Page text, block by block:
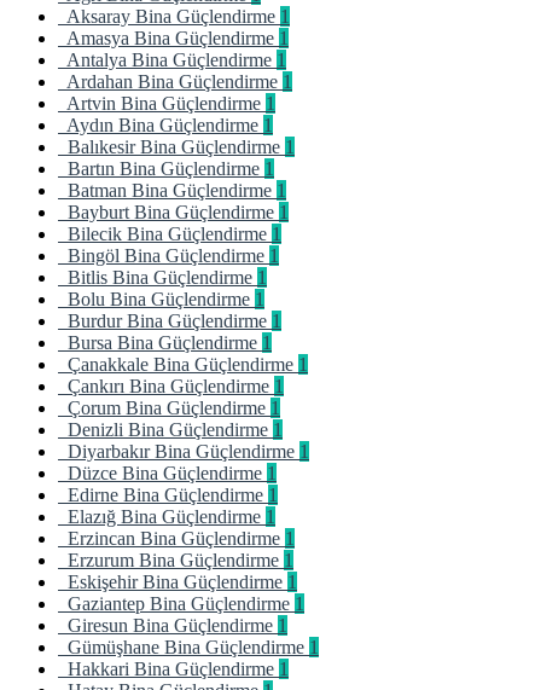
Aksaray Bina Güçlendirme 1
Amasya Bina Güçlendirme 1
Antalya Bina Güçlendirme 1
Ardahan Bina Güçlendirme 1
Artvin Bina Güçlendirme 1
Aydın Bina Güçlendirme 1
Balıkesir Bina Güçlendirme 1
Bartın Bina Güçlendirme 1
Batman Bina Güçlendirme 1
Bayburt Bina Güçlendirme 1
Bilecik Bina Güçlendirme 1
Bingöl Bina Güçlendirme 1
Bitlis Bina Güçlendirme 1
Bolu Bina Güçlendirme 1
Burdur Bina Güçlendirme 1
Bursa Bina Güçlendirme 1
Çanakkale Bina Güçlendirme 1
Çankırı Bina Güçlendirme 1
Çorum Bina Güçlendirme 1
Denizli Bina Güçlendirme 1
Diyarbakır Bina Güçlendirme 1
Düzce Bina Güçlendirme 1
Edirne Bina Güçlendirme 1
Elazığ Bina Güçlendirme 1
Erzincan Bina Güçlendirme 1
Erzurum Bina Güçlendirme 1
Eskişehir Bina Güçlendirme 1
Gaziantep Bina Güçlendirme 1
Giresun Bina Güçlendirme 1
Gümüşhane Bina Güçlendirme 1
Hakkari Bina Güçlendirme 1